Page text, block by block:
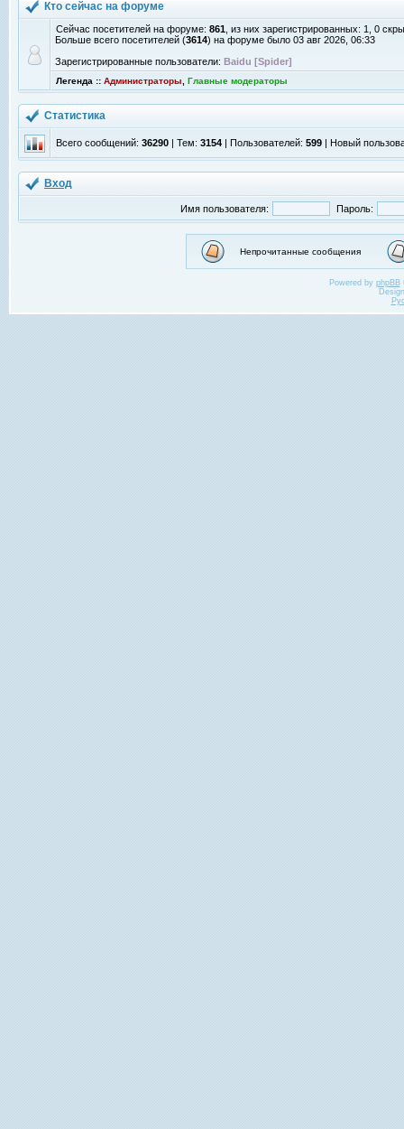
Кто сейчас на форуме
Сейчас посетителей на форуме: 861 , из них зарегистрированных: 1, 0
Больше всего посетителей (3614) на форуме было 03 авг 2026, 06:33
Зарегистрированные пользователи: Baidu [Spider]
Легенда :: Администраторы Главные модераторы
Статистика
Всего сообщений: 36290 | Тем: 3154 | Пользователей: 599 | Новый
Вход
Имя пользователя: Пароль:
Непрочитанные сообщения
Powered by phpBB